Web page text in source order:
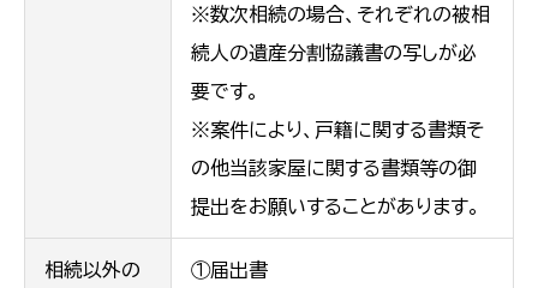
※数次相続の場合、それぞれの被相
続人の遺産分割協議書の写しが必
要です。
※案件により、戸籍に関する書類そ
の他当該家屋に関する書類等の御
提出をお願いすることがあります。
相続以外の
①届出書